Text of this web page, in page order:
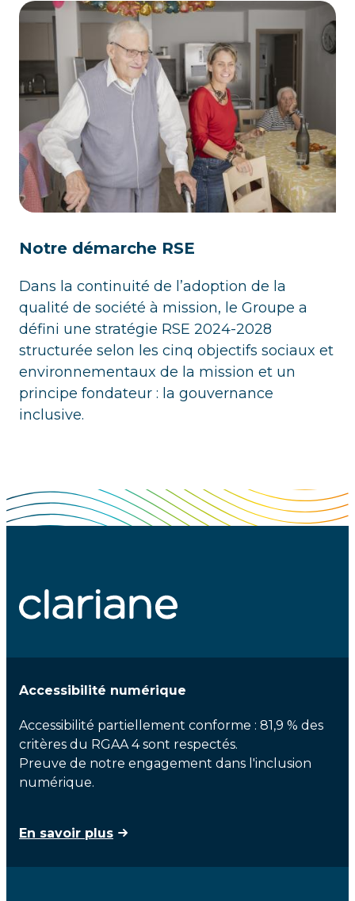
Notre démarche RSE
Dans la continuité de l’adoption de la
qualité de société à mission, le Groupe a
défini une stratégie RSE 2024-2028
structurée selon les cinq objectifs sociaux et
environnementaux de la mission et un
principe fondateur : la gouvernance
inclusive.
Accessibilité numérique
Accessibilité partiellement conforme : 81,9 % des
critères du RGAA 4 sont respectés.
Preuve de notre engagement dans l'inclusion
numérique.
En savoir plus